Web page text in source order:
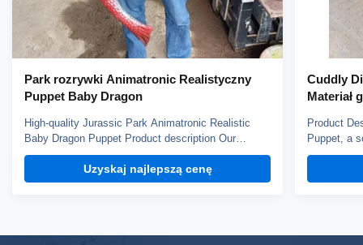
Park rozrywki Animatronic Realistyczny
Puppet Baby Dragon
High-quality Jurassic Park Animatronic Realistic
Baby Dragon Puppet Product description Our
dinosaur puppet weights about 3kg, it can blink,
open mouth and roar, control by hand. You can
choose silicone skin or fabric skin, silicone skin is
Uzyskaj najlepszą cenę
Cuddly
Materiał
Product
Puppet, a
made with
also great